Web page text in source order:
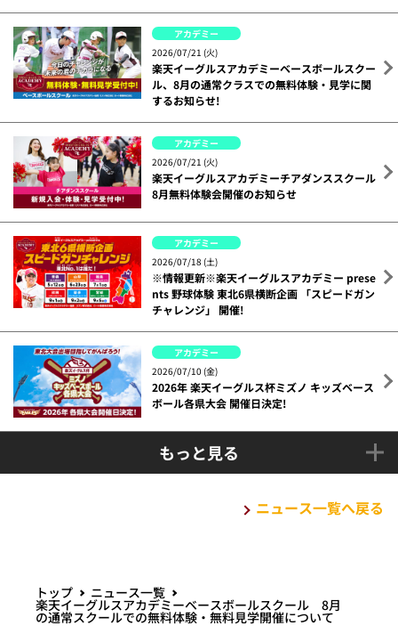
アカデミー
2026/07/21 (火)
楽天イーグルスアカデミーベースボールスクー
ル、8月の通常クラスでの無料体験・見学に関
するお知らせ!
アカデミー
2026/07/21 (火)
楽天イーグルスアカデミーチアダンススクール
8月無料体験会開催のお知らせ
アカデミー
2026/07/18 (土)
※情報更新※楽天イーグルスアカデミー prese
nts 野球体験 東北6県横断企画 「スピードガン
チャレンジ」 開催!
アカデミー
2026/07/10 (金)
2026年 楽天イーグルス杯ミズノ キッズベース
ボール各県大会 開催日決定!
もっと見る
ニュース一覧へ戻る
トップ ニュース一覧
楽天イーグルスアカデミーベースボールスクール 8月
の通常スクールでの無料体験・無料見学開催について